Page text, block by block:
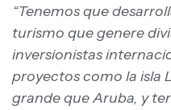
“Tenemos que
turismo que genere
inversionistas
proyectos como la isla
grande que Aruba, y